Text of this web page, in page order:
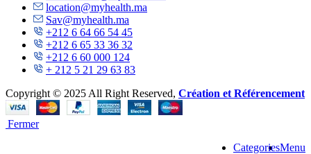
location@myhealth.ma
Sav@myhealth.ma
+212 6 64 66 54 45
+212 6 65 33 36 32
+212 6 60 000 124
+ 212 5 21 29 63 83
Copyright © 2025 All Right Reserved, Création et Référencement
Fermer
Menu
Categories